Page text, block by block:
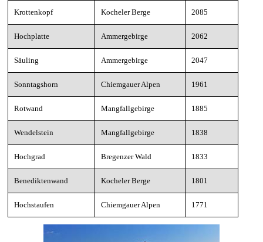
Krottenkopf Kocheler Berge 2085
Hochplatte Ammergebirge 2062
Säuling Ammergebirge 2047
Sonntagshorn Chiemgauer Alpen 1961
Rotwand Mangfallgebirge 1885
Wendelstein Mangfallgebirge 1838
Hochgrad Bregenzer Wald 1833
Benediktenwand Kocheler Berge 1801
Hochstaufen Chiemgauer Alpen 1771